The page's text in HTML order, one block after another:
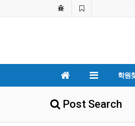
학원
Post Search